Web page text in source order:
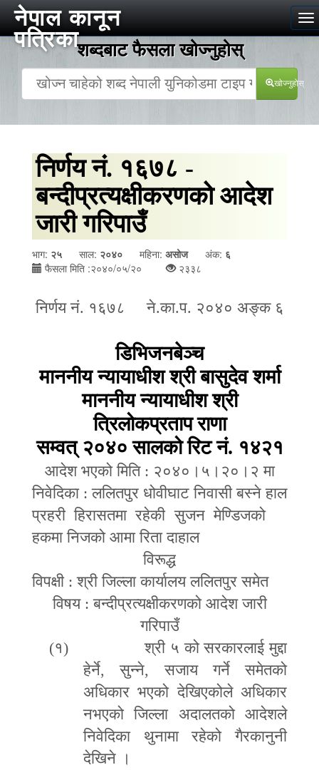
नेपाल कानून
पत्रिकाशब्दबाट फैसला खोज्‍नुहोस्
खोज्‍नुहोस्
निर्णय नं. १६७८ -
बन्दीप्रत्यक्षीकरणको आदेश
जारी गरिपाउँ
भाग: २५ साल: २०४० महिना: असोज अंक: ६
फैसला मिति :२०४०/०५/२०
२३३८
निर्णय नं. १६७८ ने.का.प. २०४० अङ्क ६
डिभिजनबेञ्च
माननीय न्यायाधीश श्री बासुदेव शर्मा
माननीय न्यायाधीश श्री
त्रिलोकप्रताप राणा
सम्वत् २०४० सालको रिट नं. १४२१
आदेश भएको मिति : २०४०।५।२०।२ मा
निवेदिका : ललितपुर धोवीघाट निवासी बस्ने हाल
प्रहरी हिरासतमा रहेकी सुजन मेण्डिजको
हकमा निजको आमा रिता दाहाल
विरूद्ध
विपक्षी : श्री जिल्ला कार्यालय ललितपुर समेत
विषय : बन्दीप्रत्यक्षीकरणको आदेश जारी
गरिपाउँ
(१)
श्री ५ को सरकारलाई मुद्दा
हेर्ने,सुन्ने,सजाय गर्ने समेतको
अधिकार भएको देखिएकोले अधिकार
नभएको जिल्ला अदालतको आदेशले
निवेदिका थुनामा रहेको गैरकानुनी
देखिने ।